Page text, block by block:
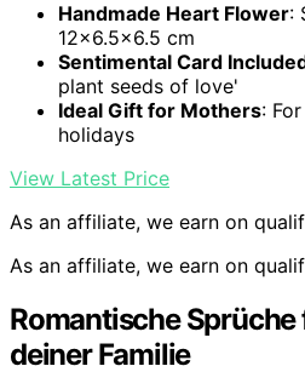
Handmade Heart Flower:
12×6.5×6.5 cm
Sentimental Card
plant seeds of love'
Ideal Gift for Mothers:
holidays
View Latest Price
As an affiliate, we earn on
As an affiliate, we earn on
Romantische
deiner Familie